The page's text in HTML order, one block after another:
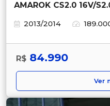
AMAROK CS2.0 16V/
2013/2014
R$ 84.990
Ver